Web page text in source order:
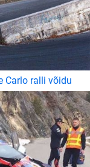
Carlo ralli võidu